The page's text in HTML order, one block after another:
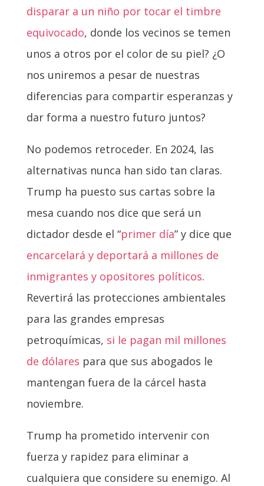
disparar a un niño por tocar el timbre
equivocado, donde los vecinos se temen
unos a otros por el color de su piel? ¿O
nos uniremos a pesar de nuestras
diferencias para compartir esperanzas y
dar forma a nuestro futuro juntos?
No podemos retroceder. En 2024, las
alternativas nunca han sido tan claras.
Trump ha puesto sus cartas sobre la
mesa cuando nos dice que será un
dictador desde el “primer día” y dice que
encarcelará y deportará a millones de
inmigrantes y opositores políticos.
Revertirá las protecciones ambientales
para las grandes empresas
petroquímicas, si le pagan mil millones
de dólares para que sus abogados le
mantengan fuera de la cárcel hasta
noviembre.
Trump ha prometido intervenir con
fuerza y rapidez para eliminar a
cualquiera que considere su enemigo. Al